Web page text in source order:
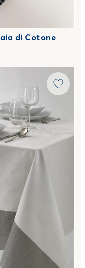
di Cotone
Saia di Cotone